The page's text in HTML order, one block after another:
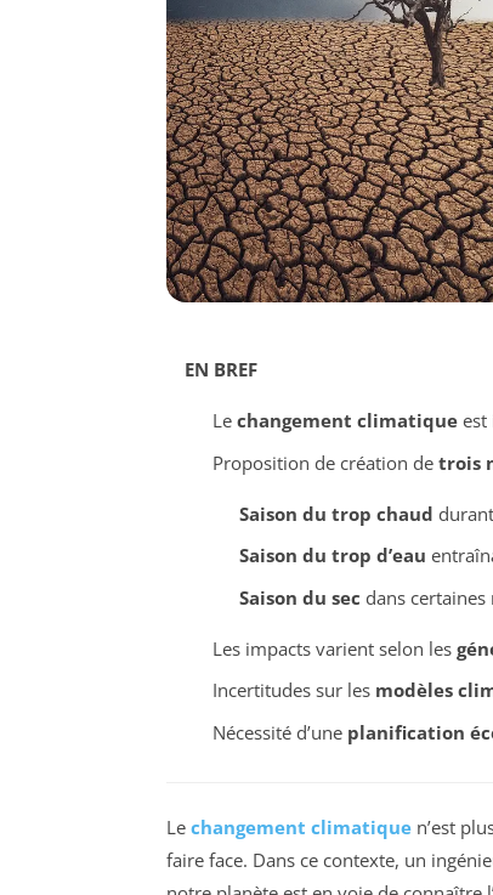
EN BREF
Le changement climatiqueest
Proposition de création de trois
Saison du trop chaud
Saison du trop d’eau
Saison du sec dans certaines
Les impacts varient selon les
Incertitudes sur les modèles
Nécessité d’une planification
Le changement climatique n’est
faire face. Dans ce contexte, un